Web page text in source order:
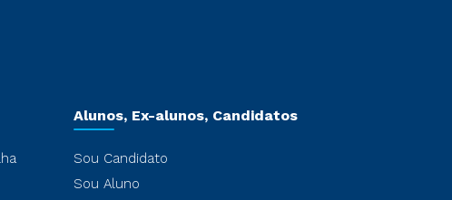
Alunos, Ex-alunos, Candidatos
Sou Candidato
Sou Aluno